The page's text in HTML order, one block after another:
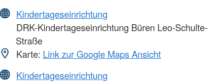
Kindertageseinrichtung
DRK-Kindertageseinrichtung Büren Leo-Schulte-
Straße
Karte: Link zur Google Maps Ansicht
Kindertageseinrichtung